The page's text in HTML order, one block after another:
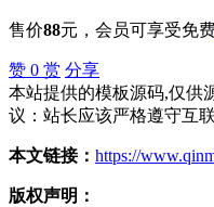
售价88元 ，会员可享受免
赞 0 赏 分享
本站提供的模板源码,仅供
议：站长应该严格遵守互
本文链接： https://
版权声明：